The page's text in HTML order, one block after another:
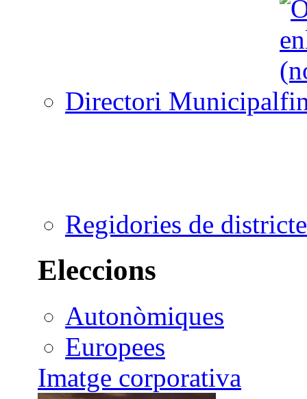
Directori Municipal
Regidories de districte
Eleccions
Autonòmiques
Europees
Imatge corporativa